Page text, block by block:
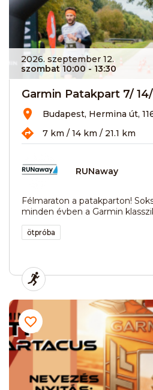
2026. szeptember 12.
szombat 10:00 - 13:30
Garmin Patakpart 7/ 14/
Budapest, Hermina út,
7 km / 14 km / 21.1 km
RUNaway
Félmaraton a patakparton!
minden évben a Garmin
ötpróba